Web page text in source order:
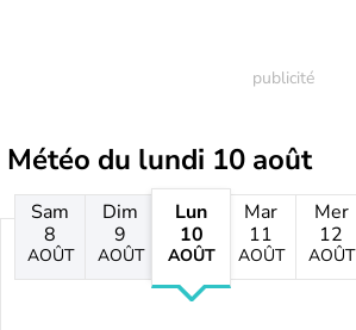
Météo du lundi 10 août
Sam
8
AOÛT
Dim
9
AOÛT
Lun
10
AOÛT
Mar
11
AOÛT
Mer
12
AOÛT